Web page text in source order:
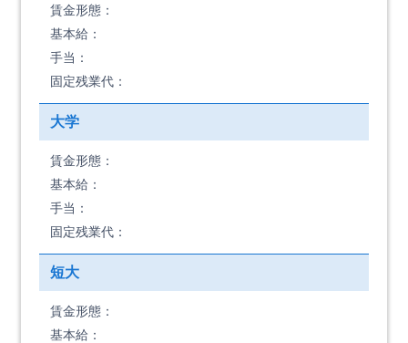
賃金形態：
基本給：
手当：
固定残業代：
大学
賃金形態：
基本給：
手当：
固定残業代：
短大
賃金形態：
基本給：